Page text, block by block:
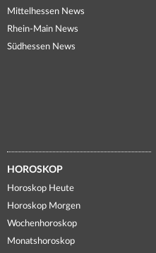
Mittelhessen News
Rhein-Main News
Südhessen News
HOROSKOP
Horoskop Heute
Horoskop Morgen
Wochenhoroskop
Monatshoroskop